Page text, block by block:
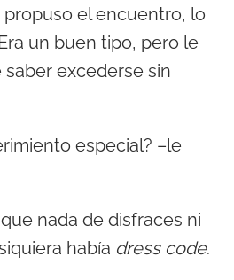
el encuentro, lo
un buen tipo, pero le
excederse sin
especial? –le
nada de disfraces ni
había dress code.